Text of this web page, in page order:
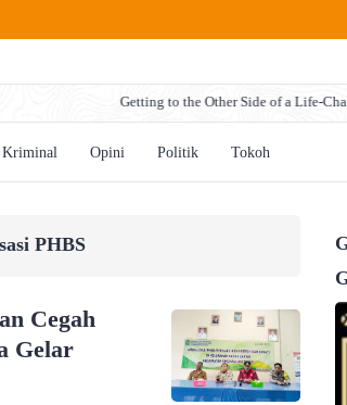
Other Side of a Life-Changing Experience
Kriminal Opini Politik Tokoh
PHBS
Cegah
Gelar